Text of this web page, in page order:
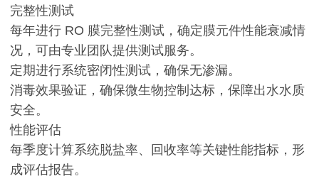
完整性测试
每年进行 RO 膜完整性测试，确定膜元件性能衰减情
况，可由专业团队提供测试服务。
定期进行系统密闭性测试，确保无渗漏。
消毒效果验证，确保微生物控制达标，保障出水水质
安全。
性能评估
每季度计算系统脱盐率、回收率等关键性能指标，形
成评估报告。